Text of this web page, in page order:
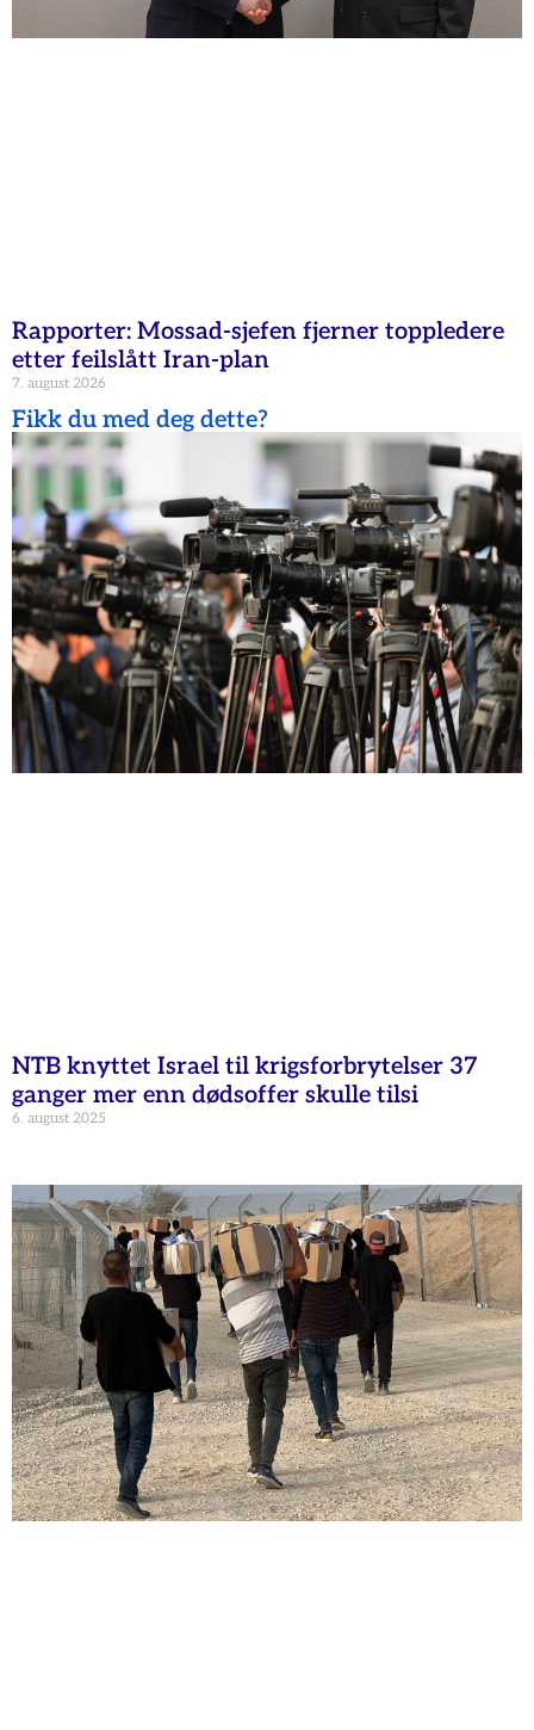
Rapporter: Mossad-sjefen fjerner toppledere
etter feilslått Iran-plan
7. august 2026
Fikk du med deg dette?
NTB knyttet Israel til krigsforbrytelser 37
ganger mer enn dødsoffer skulle tilsi
6. august 2025